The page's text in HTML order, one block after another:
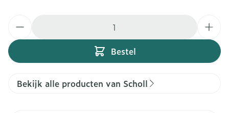
Bestel
Bekijk alle producten van Scholl